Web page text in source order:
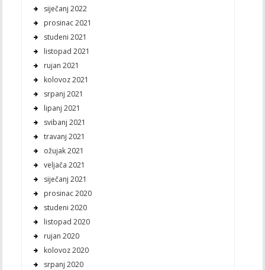
siječanj 2022
prosinac 2021
studeni 2021
listopad 2021
rujan 2021
kolovoz 2021
srpanj 2021
lipanj 2021
svibanj 2021
travanj 2021
ožujak 2021
veljača 2021
siječanj 2021
prosinac 2020
studeni 2020
listopad 2020
rujan 2020
kolovoz 2020
srpanj 2020